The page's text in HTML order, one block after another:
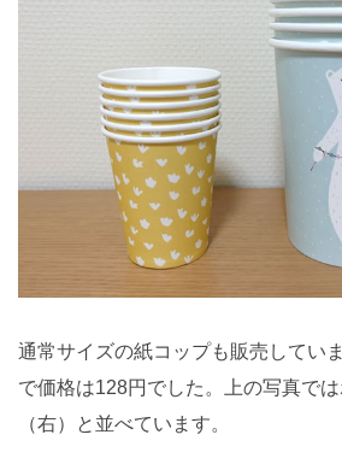
通常サイズの紙コップも販売してい
で価格は128円でした。上の写真で
（右）と並べています。